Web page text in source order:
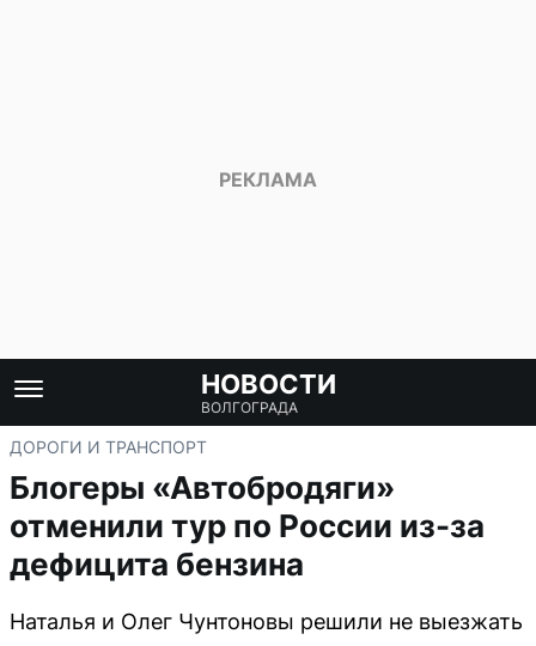
НОВОСТИ
ВОЛГОГРАДА
ДОРОГИ И ТРАНСПОРТ
Блогеры «Автобродяги»
отменили тур по России из-за
дефицита бензина
Наталья и Олег Чунтоновы решили не выезжать